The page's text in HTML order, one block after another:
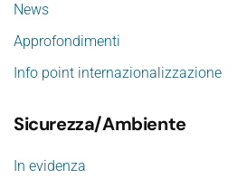
News
Approfondimenti
Info point internazionalizzazione
Sicurezza/Ambiente
In evidenza